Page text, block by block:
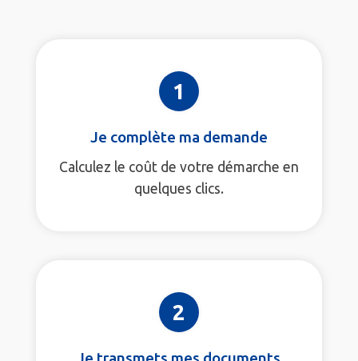
1
Je complète ma demande
Calculez le coût de votre démarche en
quelques clics.
2
Je transmets mes documents